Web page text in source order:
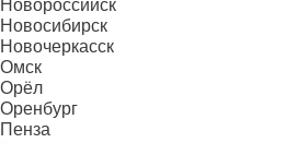
Новороссийск
Новосибирск
Новочеркасск
Омск
Орёл
Оренбург
Пенза